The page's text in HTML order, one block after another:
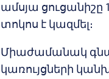
ամսյա ցուցանիշը
տոկոս է կազմել։
Միաժամանակ
կառույցների